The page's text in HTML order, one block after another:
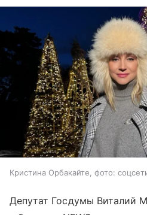
Кристина Орбакайте, фото:
Депутат Госдумы Виталий